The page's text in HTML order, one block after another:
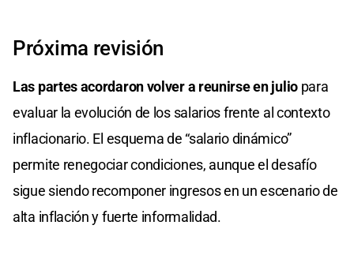
Próxima revisión
Las partes acordaron volver a reunirse en juliopara
evaluar la evolución de los salarios frente al contexto
inflacionario. El esquema de “salario dinámico”
permite renegociar condiciones, aunque el desafío
sigue siendo recomponer ingresos en un escenario de
alta inflación y fuerte informalidad.